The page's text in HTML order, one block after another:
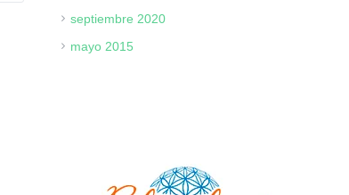
septiembre 2020
mayo 2015